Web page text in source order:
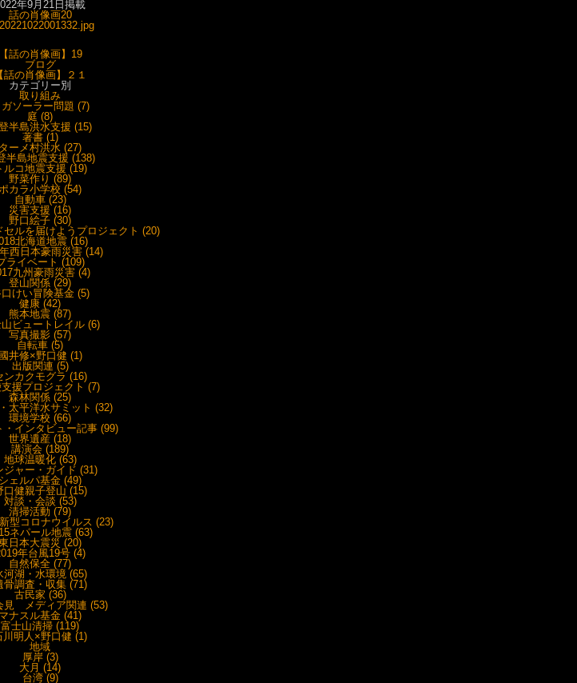
年9月21日掲載
話の肖像画20
【話の肖像画】19
ブログ
【話の肖像画】２１
カテゴリー別
取り組み
ガソーラー問題 (7)
庭 (8)
半島洪水支援 (15)
著書 (1)
ターメ村洪水 (27)
半島地震支援 (138)
ルコ地震支援 (19)
野菜作り (89)
カラ小学校 (54)
自動車 (23)
災害支援 (16)
野口絵子 (30)
セルを届けようプロジェクト (20)
北海道地震 (16)
西日本豪雨災害 (14)
ライベート (109)
九州豪雨災害 (4)
登山関係 (29)
けい冒険基金 (5)
健康 (42)
熊本地震 (87)
ビュートレイル (6)
写真撮影 (57)
自転車 (5)
國井修×野口健 (1)
出版関連 (5)
ンカクモグラ (16)
援プロジェクト (7)
森林関係 (25)
太平洋水サミット (32)
環境学校 (66)
・インタビュー記事 (99)
世界遺産 (18)
講演会 (189)
地球温暖化 (63)
ジャー・ガイド (31)
シェルパ基金 (49)
口健親子登山 (15)
対談・会談 (53)
清掃活動 (79)
型コロナウイルス (23)
ネパール地震 (63)
日本大震災 (20)
年台風19号 (4)
自然保全 (77)
河湖・水環境 (65)
骨調査・収集 (71)
古民家 (36)
見 メディア関連 (53)
マナスル基金 (41)
富士山清掃 (119)
川明人×野口健 (1)
地域
厚岸 (3)
大月 (14)
台湾 (9)